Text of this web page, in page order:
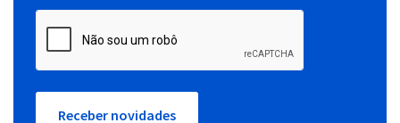
Receber novidades